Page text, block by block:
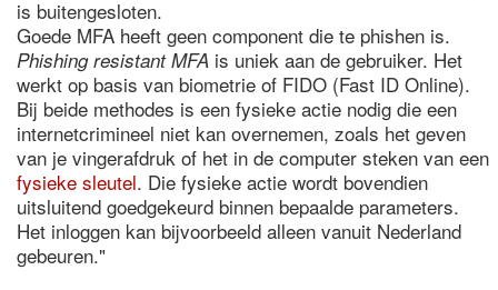
is buitengesloten.
Goede MFA heeft geen component die te phishen is.
Phishing resistant MFA is uniek aan de gebruiker. Het
werkt op basis van biometrie of FIDO (Fast ID Online).
Bij beide methodes is een fysieke actie nodig die een
internetcrimineel niet kan overnemen, zoals het geven
van je vingerafdruk of het in de computer steken van een
fysieke sleutel. Die fysieke actie wordt bovendien
uitsluitend goedgekeurd binnen bepaalde parameters.
Het inloggen kan bijvoorbeeld alleen vanuit Nederland
gebeuren."